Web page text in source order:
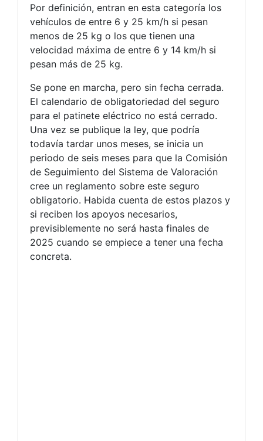
Por definición, entran en esta categoría los
vehículos de entre 6 y 25 km/h si pesan
menos de 25 kg o los que tienen una
velocidad máxima de entre 6 y 14 km/h si
pesan más de 25 kg.
Se pone en marcha, pero sin fecha cerrada.
El calendario de obligatoriedad del seguro
para el patinete eléctrico no está cerrado.
Una vez se publique la ley, que podría
todavía tardar unos meses, se inicia un
periodo de seis meses para que la Comisión
de Seguimiento del Sistema de Valoración
cree un reglamento sobre este seguro
obligatorio. Habida cuenta de estos plazos y
si reciben los apoyos necesarios,
previsiblemente no será hasta finales de
2025 cuando se empiece a tener una fecha
concreta.